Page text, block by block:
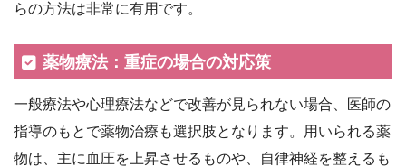
らの方法は非常に有用です。
薬物療法：重症の場合の対応策
一般療法や心理療法などで改善が見られない場合、医師の
指導のもとで薬物治療も選択肢となります。用いられる薬
物は、主に血圧を上昇させるものや、自律神経を整えるも